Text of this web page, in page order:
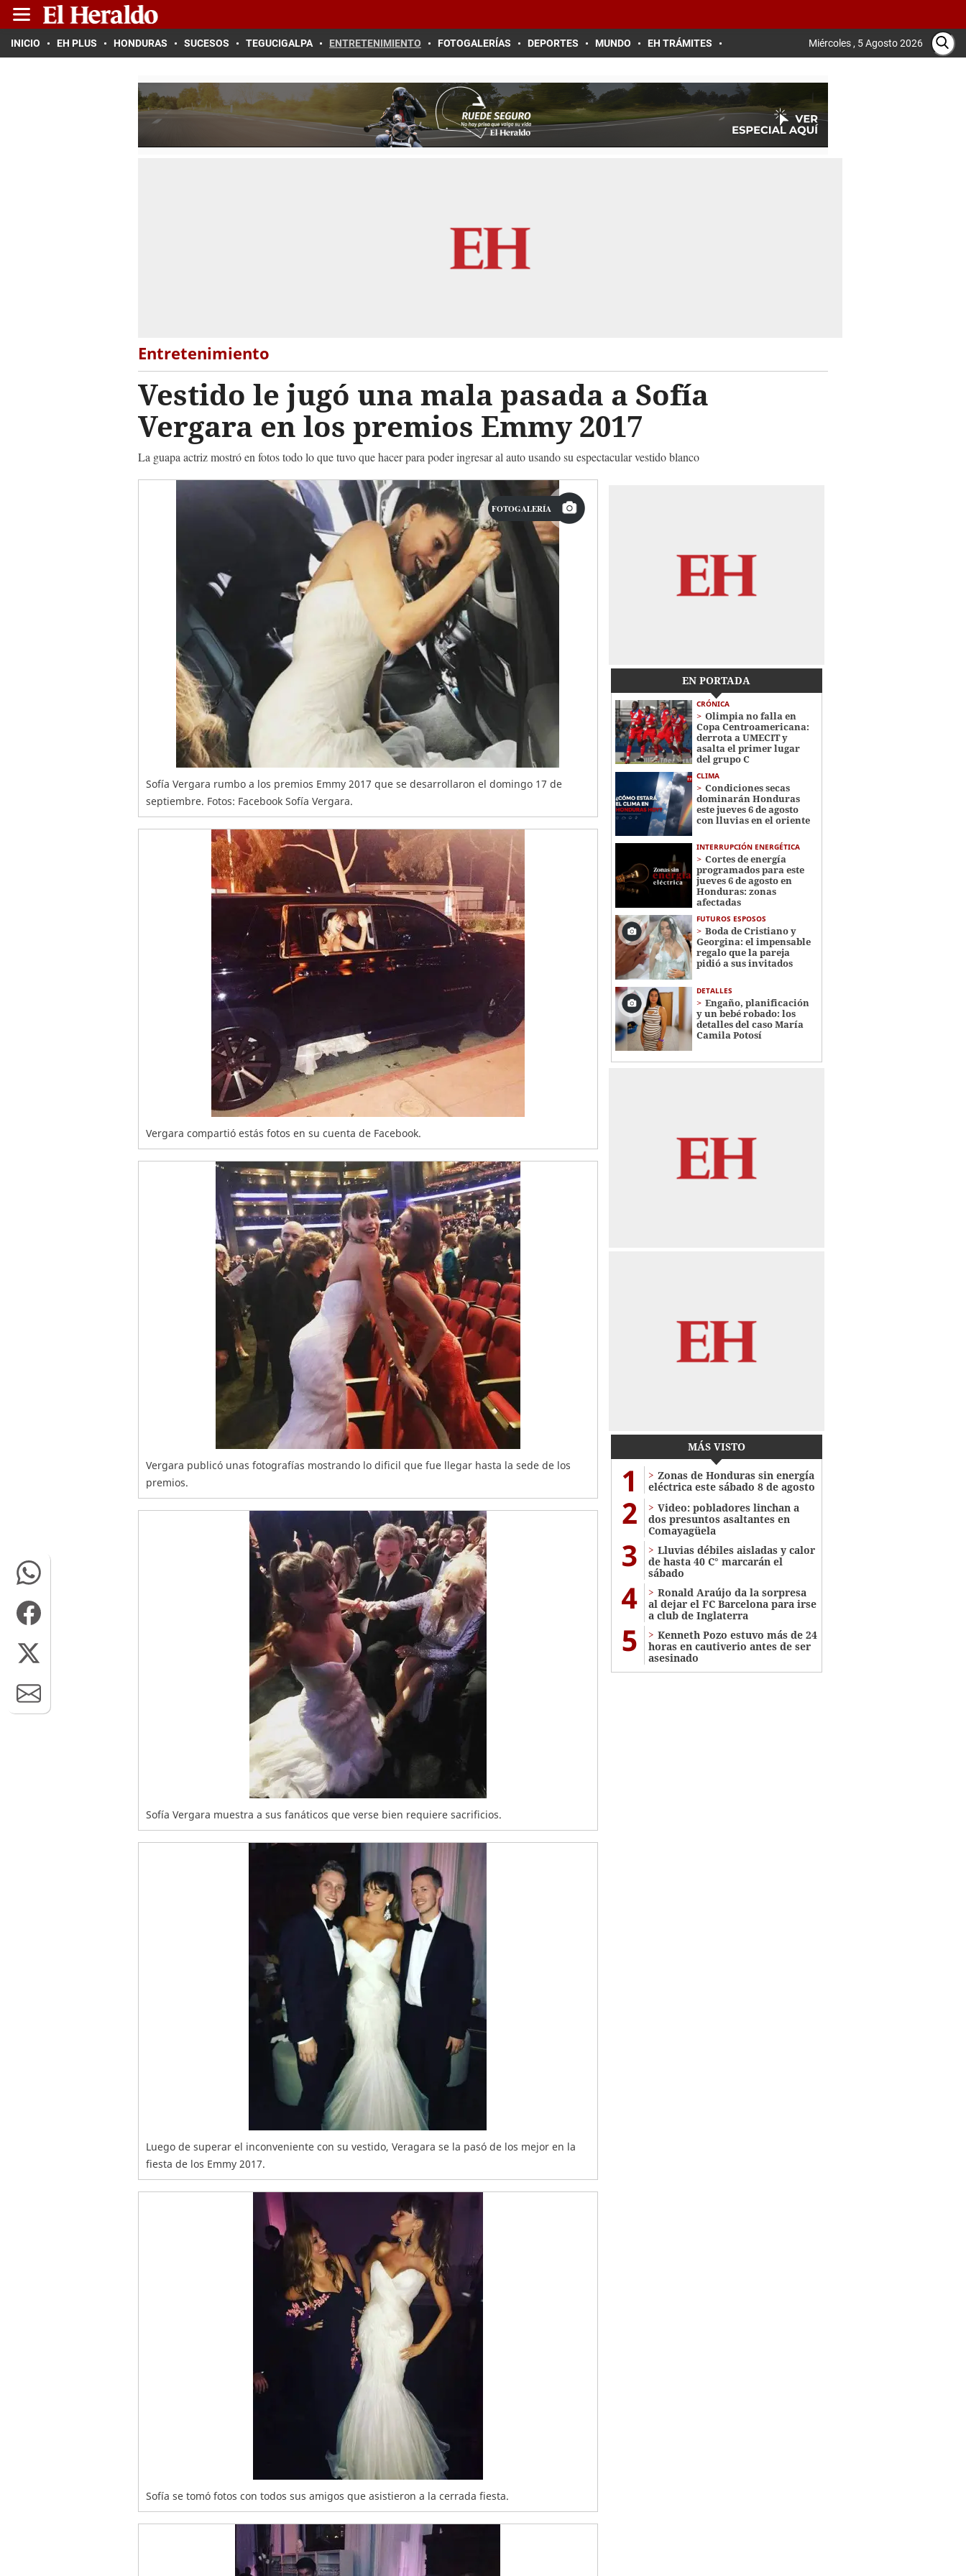
INICIO EH PLUS HONDURAS SUCESOS TEGUCIGALPA ENTRETENIMIENTO FOTOGALERÍAS DEPORTES MUNDO EH TRÁMITES Miércoles , 5 Agosto 2026
Entretenimiento
Vestido le jugó una mala pasada a Sofía
Vergara en los premios Emmy 2017
La guapa actriz mostró en fotos todo lo que tuvo que hacer para poder ingresar al auto usando su espectacular vestido blanco
FOTOGALERÍA
Sofía Vergara rumbo a los premios Emmy 2017 que se desarrollaron el domingo 17 de
septiembre. Fotos: Facebook Sofía Vergara.
Vergara compartió estás fotos en su cuenta de Facebook.
Vergara publicó unas fotografías mostrando lo dificil que fue llegar hasta la sede de los
premios.
Sofía Vergara muestra a sus fanáticos que verse bien requiere sacrificios.
Luego de superar el inconveniente con su vestido, Veragara se la pasó de los mejor en la
fiesta de los Emmy 2017.
Sofía se tomó fotos con todos sus amigos que asistieron a la cerrada fiesta.
EN PORTADA
CRÓNICA
Olimpia no falla en
Copa Centroamericana:
derrota a UMECIT y
asalta el primer lugar
del grupo C
CLIMA
Condiciones secas
dominarán Honduras
este jueves 6 de agosto
con lluvias en el oriente
INTERRUPCIÓN ENERGÉTICA
Cortes de energía
programados para este
jueves 6 de agosto en
Honduras: zonas
afectadas
FUTUROS ESPOSOS
Boda de Cristiano y
Georgina: el impensable
regalo que la pareja
pidió a sus invitados
DETALLES
Engaño, planificación
y un bebé robado: los
detalles del caso María
Camila Potosí
MÁS VISTO
1
Zonas de Honduras sin energía
eléctrica este sábado 8 de agosto
2
Video: pobladores linchan a
dos presuntos asaltantes en
Comayagüela
3
Lluvias débiles aisladas y calor
de hasta 40 C° marcarán el
sábado
4
Ronald Araújo da la sorpresa
al dejar el FC Barcelona para irse
a club de Inglaterra
5
Kenneth Pozo estuvo más de 24
horas en cautiverio antes de ser
asesinado